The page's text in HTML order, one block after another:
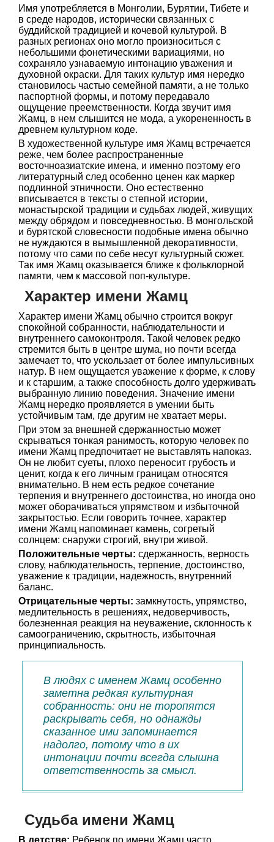
Имя употребляется в Монголии, Бурятии, Тибете и
в среде народов, исторически связанных с
буддийской традицией и кочевой культурой. В
разных регионах оно могло произноситься с
небольшими фонетическими вариациями, но
сохраняло узнаваемую интонацию уважения и
духовной окраски. Для таких культур имя нередко
становилось частью семейной памяти, а не только
паспортной формы, и потому передавало
ощущение преемственности. Когда звучит имя
Жамц, в нем слышится не мода, а укорененность в
древнем культурном коде.
В художественной культуре имя Жамц встречается
реже, чем более распространенные
восточноазиатские имена, и именно поэтому его
литературный след особенно ценен как маркер
подлинной этничности. Оно естественно
вписывается в тексты о степной истории,
монастырской традиции и судьбах людей, живущих
между обрядом и повседневностью. В монгольской
и бурятской словесности подобные имена обычно
не нуждаются в вымышленной декоративности,
потому что сами по себе несут культурный сюжет.
Так имя Жамц оказывается ближе к фольклорной
памяти, чем к массовой поп-культуре.
Характер имени Жамц
Характер имени Жамц обычно строится вокруг
спокойной собранности, наблюдательности и
внутреннего самоконтроля. Такой человек редко
стремится быть в центре шума, но почти всегда
замечает то, что ускользает от более импульсивных
натур. В нем ощущается уважение к форме, к слову
и к старшим, а также способность долго удерживать
выбранную линию поведения. Значение имени
Жамц нередко проявляется в умении быть
устойчивым там, где другим не хватает меры.
При этом за внешней сдержанностью может
скрываться тонкая ранимость, которую человек по
имени Жамц предпочитает не выставлять напоказ.
Он не любит суеты, плохо переносит грубость и
ценит, когда к его личным границам относятся
внимательно. В нем есть редкое сочетание
терпения и внутреннего достоинства, но иногда оно
может оборачиваться упрямством и избыточной
закрытостью. Если говорить точнее, характер
имени Жамц напоминает камень, согретый
солнцем: снаружи строгий, внутри живой.
Положительные черты: сдержанность, верность
слову, наблюдательность, терпение, достоинство,
уважение к традиции, надежность, внутренний
баланс.
Отрицательные черты: замкнутость, упрямство,
медлительность в решениях, недоверчивость,
болезненная реакция на неуважение, склонность к
самоограничению, скрытность, избыточная
принципиальность.
В людях с именем Жамц особенно
заметна редкая культурная
собранность: они не торопятся
раскрывать себя, но однажды
сказанное ими запоминается
надолго, потому что в их
интонации почти всегда слышна
ответственность за смысл.
Судьба имени Жамц
В детстве: Ребенок по имени Жамц часто